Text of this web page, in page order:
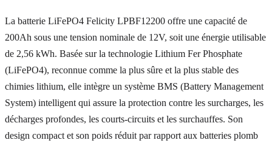
La batterie LiFePO4 Felicity LPBF12200 offre une capacité de
200Ah sous une tension nominale de 12V, soit une énergie utilisable
de 2,56 kWh. Basée sur la technologie Lithium Fer Phosphate
(LiFePO4), reconnue comme la plus sûre et la plus stable des
chimies lithium, elle intègre un système BMS (Battery Management
System) intelligent qui assure la protection contre les surcharges, les
décharges profondes, les courts-circuits et les surchauffes. Son
design compact et son poids réduit par rapport aux batteries plomb